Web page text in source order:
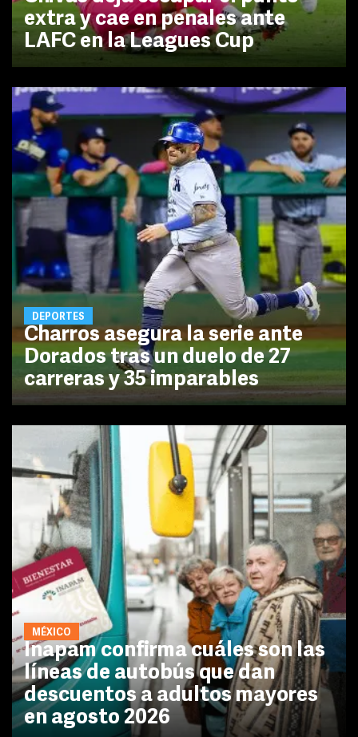
extra y cae en penales ante
LAFC en la Leagues Cup
DEPORTES
Charros asegura la serie ante
Dorados tras un duelo de 27
carreras y 35 imparables
MÉXICO
Inapam confirma cuáles son las
líneas de autobús que dan
descuentos a adultos mayores
en agosto 2026